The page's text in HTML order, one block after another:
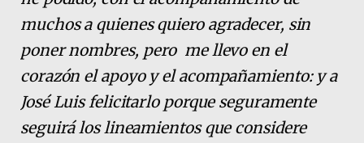
muchos a quienes quiero agradecer, sin
poner nombres, pero me llevo en el
corazón el apoyo y el acompañamiento: y a
José Luis felicitarlo porque seguramente
seguirá los lineamientos que considere